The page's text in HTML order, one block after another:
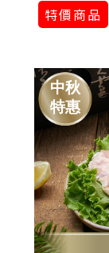
特價商品
中秋
特惠